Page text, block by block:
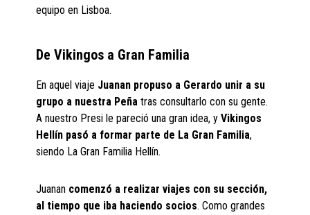
equipo en Lisboa.
De Vikingos a Gran Familia
En aquel viaje Juanan propuso a Gerardo unir a su
grupo a nuestra Peña tras consultarlo con su gente.
A nuestro Presi le pareció una gran idea, yVikingos
Hellín pasó a formar parte de La Gran Familia,
siendo La Gran Familia Hellín.
Juanan comenzó a realizar viajes con su sección,
al tiempo que iba haciendo socios. Como grandes